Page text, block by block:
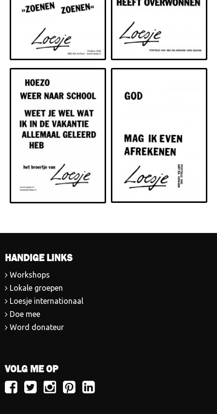
HANDIGE LINKS
Workshops
Lokale groepen
Loesje internationaal
Doe mee
Word donateur
VOLG ME OP
VolgVolgVolgVolgVolg